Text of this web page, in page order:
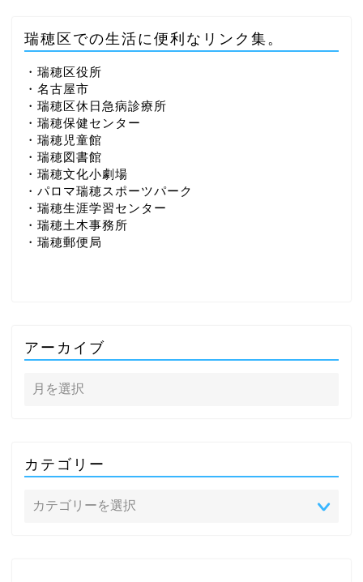
瑞穂区での生活に便利なリンク集。
・瑞穂区役所
・名古屋市
・瑞穂区休日急病診療所
・瑞穂保健センター
・瑞穂児童館
・瑞穂図書館
・瑞穂文化小劇場
・パロマ瑞穂スポーツパーク
・瑞穂生涯学習センター
・瑞穂土木事務所
・瑞穂郵便局
アーカイブ
カテゴリー